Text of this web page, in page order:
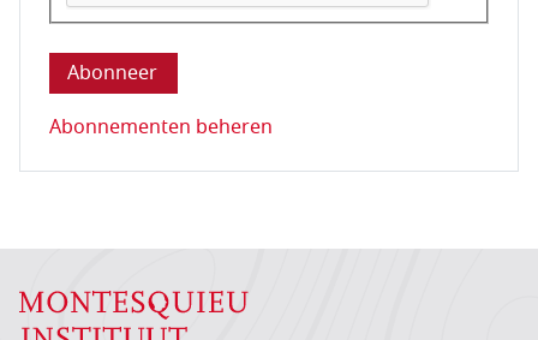
Deze vraag is om te controleren dat u een mens
Abonnementen beheren